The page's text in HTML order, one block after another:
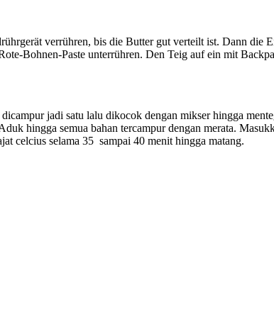
verrühren, bis die Butter gut verteilt ist. Dann die
Bohnen-Paste unterrühren. Den Teig auf ein mit
jadi satu lalu dikocok dengan mikser hingga
hingga semua bahan tercampur dengan merata.
celcius selama 35 sampai 40 menit hingga matang.